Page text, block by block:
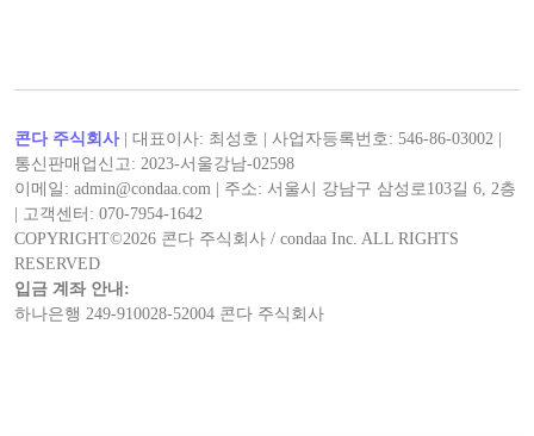
콘다 주식회사| 대표이사: 최성호 | 사업자등록번호: 546-86-03002 |
통신판매업신고: 2023-서울강남-02598
이메일: admin@condaa.com | 주소: 서울시 강남구 삼성로103길 6, 2층
| 고객센터: 070-7954-1642
COPYRIGHT©2026 콘다 주식회사 / condaa Inc. ALL RIGHTS
RESERVED
입금 계좌 안내:
하나은행 249-910028-52004 콘다 주식회사